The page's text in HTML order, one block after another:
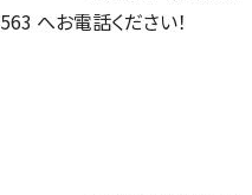
へお電話ください！